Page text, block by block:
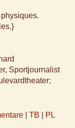
Sportjournalist
TB PL